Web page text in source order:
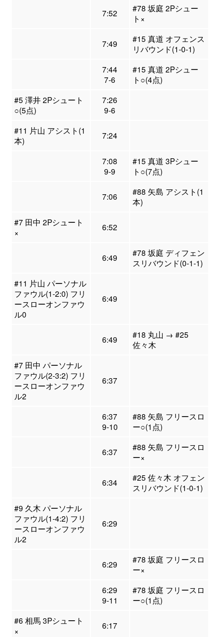
7:52
#78 坂庭 2Pシュー
ト×
7:49
#15 真道 オフェンス
リバウンド(1-0-1)
7:44
7-6
#15 真道 2Pシュー
ト○(4点)
#5 澤井 2Pシュート
○(5点)
7:26
9-6
#11 片山 アシスト(1
本)
7:24
7:08
9-9
#15 真道 3Pシュー
ト○(7点)
7:06
#88 矢島 アシスト(1
本)
#7 田中 2Pシュート
×
6:52
6:49
#78 坂庭 ディフェン
スリバウンド(0-1-1)
#11 片山 パーソナル
ファウル(1-2:0) フリ
ースローオンファウ
ル0
6:49
6:49
#18 丸山 → #25
佐々木
#7 田中 パーソナル
ファウル(2-3:2) フリ
ースローオンファウ
ル2
6:37
6:37
9-10
#88 矢島 フリースロ
ー○(1点)
6:37
#88 矢島 フリースロ
ー×
6:34
#25 佐々木 オフェン
スリバウンド(1-0-1)
#9 久木 パーソナル
ファウル(1-4:2) フリ
ースローオンファウ
ル2
6:29
6:29
#78 坂庭 フリースロ
ー×
6:29
9-11
#78 坂庭 フリースロ
ー○(1点)
#6 相馬 3Pシュート
×
6:17